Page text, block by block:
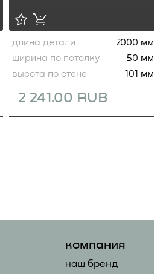
2 241.00 RUB
длина детали
2000 мм
ширина по потолку
50 мм
высота по стене
101 мм
компания
наш бренд